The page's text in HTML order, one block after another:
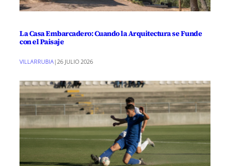
La Casa Embarcadero: Cuando la Arquitectura se Funde
con el Paisaje
VILLARRUBIA|26 JULIO 2026